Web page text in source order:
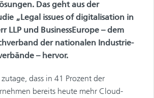
Das geht aus der
„Legal issues of digitalisation in
LLP und BusinessEurope – dem
der nationalen Industrie-
– hervor.
dass in 41 Prozent der
bereits heute mehr Cloud-